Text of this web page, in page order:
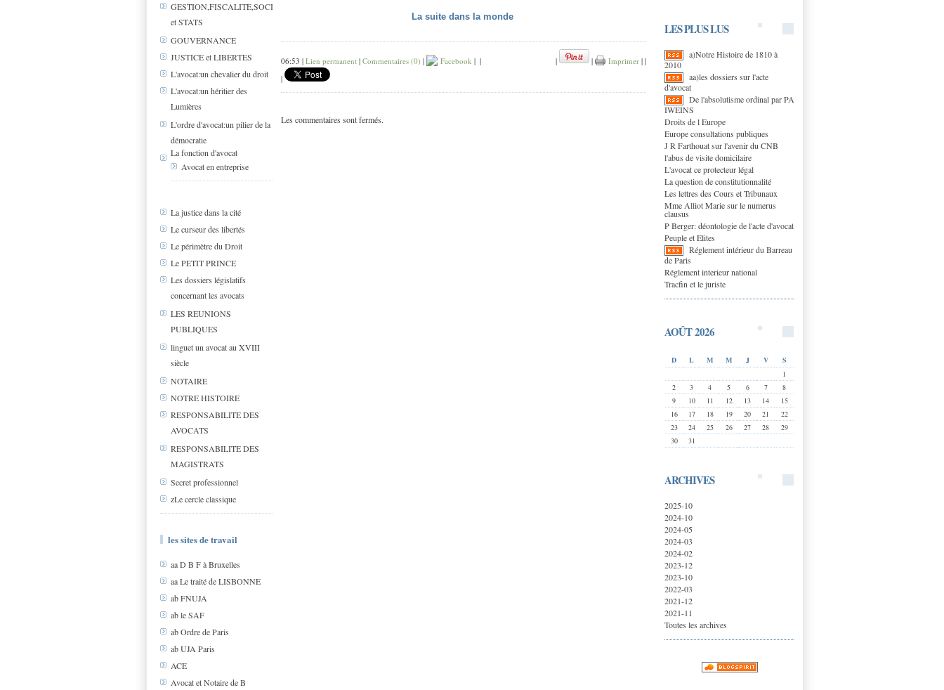
GESTION,FISCALITE,SOCIAL
et STATS
GOUVERNANCE
JUSTICE et LIBERTES
L'avocat:un chevalier du droit
L'avocat:un héritier des
Lumières
L'ordre d'avocat:un pilier de la
démocratie
La fonction d'avocat
Avocat en entreprise
La justice dans la cité
Le curseur des libertés
Le périmètre du Droit
Le PETIT PRINCE
Les dossiers législatifs
concernant les avocats
LES REUNIONS
PUBLIQUES
linguet un avocat au XVIII
siècle
NOTAIRE
NOTRE HISTOIRE
RESPONSABILITE DES
AVOCATS
RESPONSABILITE DES
MAGISTRATS
Secret professionnel
zLe cercle classique
les sites de travail
aa D B F à Bruxelles
aa Le traité de LISBONNE
ab FNUJA
ab le SAF
ab Ordre de Paris
ab UJA Paris
ACE
Avocat et Notaire de B
LES PLUS LUS
a)Notre Histoire de 1810 à
2010
aa)les dossiers sur l'acte
d'avocat
De l'absolutisme ordinal par PA
IWEINS
Droits de l Europe
Europe consultations publiques
J R Farthouat sur l'avenir du CNB
l'abus de visite domicilaire
L'avocat ce protecteur légal
La question de constitutionnalité
Les lettres des Cours et Tribunaux
Mme Alliot Marie sur le numerus
clausus
P Berger: déontologie de l'acte d'avocat
Peuple et Elites
Réglement intérieur du Barreau
de Paris
Réglement interieur national
Tracfin et le juriste
AOÛT 2026
D L M M J V
S
1
2
3 4 5 6 7
8
9
10 11 12 13 14
15
16
17 18 19 20 21
22
23
24 25 26 27 28
29
30
31
ARCHIVES
2025-10
2024-10
2024-05
2024-03
2024-02
2023-12
2023-10
2022-03
2021-12
2021-11
Toutes les archives
La suite dans la monde
06:53 | Lien permanent | Commentaires (0) | Facebook | | | | Imprimer | |
|
Les commentaires sont fermés.